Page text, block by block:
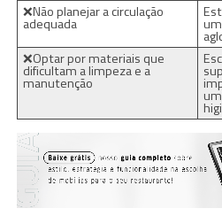
❌Não planejar a circulação
adequada
❌Optar por materiais que
dificultam a limpeza e a
manutenção